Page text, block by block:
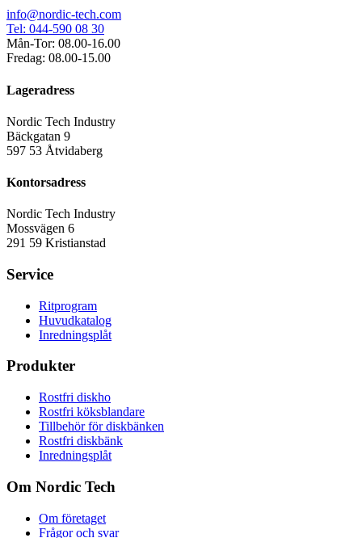
info@nordic-tech.com
Tel: 044-590 08 30
Mån-Tor: 08.00-16.00
Fredag: 08.00-15.00
Lageradress
Nordic Tech Industry
Bäckgatan 9
597 53 Åtvidaberg
Kontorsadress
Nordic Tech Industry
Mossvägen 6
291 59 Kristianstad
Service
Ritprogram
Huvudkatalog
Inredningsplåt
Produkter
Rostfri diskho
Rostfri köksblandare
Tillbehör för diskbänken
Rostfri diskbänk
Inredningsplåt
Om Nordic Tech
Om företaget
Frågor och svar